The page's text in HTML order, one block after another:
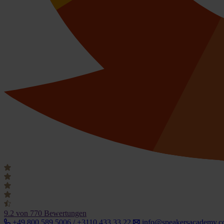
9.2 von 770 Bewertungen
+49 800 589 5006 / +3110 433 33 22